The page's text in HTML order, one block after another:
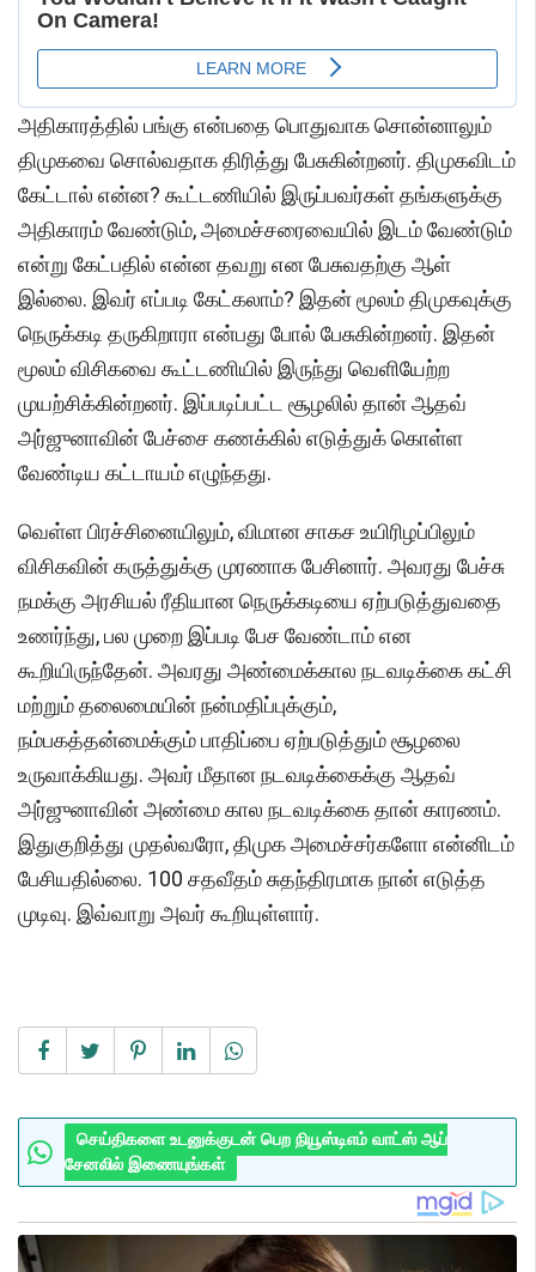
அதிகாரத்தில் பங்கு என்பதை பொதுவாக சொன்னாலும்
திமுகவை சொல்வதாக திரித்து பேசுகின்றனர். திமுகவிடம்
கேட்டால் என்ன? கூட்டணியில் இருப்பவர்கள் தங்களுக்கு
அதிகாரம் வேண்டும், அமைச்சரைவையில் இடம் வேண்டும்
என்று கேட்பதில் என்ன தவறு என பேசுவதற்கு ஆள்
இல்லை. இவர் எப்படி கேட்கலாம்? இதன் மூலம் திமுகவுக்கு
நெருக்கடி தருகிறாரா என்பது போல் பேசுகின்றனர். இதன்
மூலம் விசிகவை கூட்டணியில் இருந்து வெளியேற்ற
முயற்சிக்கின்றனர். இப்படிப்பட்ட சூழலில் தான் ஆதவ்
அர்ஜுனாவின் பேச்சை கணக்கில் எடுத்துக் கொள்ள
வேண்டிய கட்டாயம் எழுந்தது.
வெள்ள பிரச்சினையிலும், விமான சாகச உயிரிழப்பிலும்
விசிகவின் கருத்துக்கு முரணாக பேசினார். அவரது பேச்சு
நமக்கு அரசியல் ரீதியான நெருக்கடியை ஏற்படுத்துவதை
உணர்ந்து, பல முறை இப்படி பேச வேண்டாம் என
கூறியிருந்தேன். அவரது அண்மைக்கால நடவடிக்கை கட்சி
மற்றும் தலைமையின் நன்மதிப்புக்கும்,
நம்பகத்தன்மைக்கும் பாதிப்பை ஏற்படுத்தும் சூழலை
உருவாக்கியது. அவர் மீதான நடவடிக்கைக்கு ஆதவ்
அர்ஜுனாவின் அண்மை கால நடவடிக்கை தான் காரணம்.
இதுகுறித்து முதல்வரோ, திமுக அமைச்சர்களோ என்னிடம்
பேசியதில்லை. 100 சதவீதம் சுதந்திரமாக நான் எடுத்த
முடிவு. இவ்வாறு அவர் கூறியுள்ளார்.
செய்திகளை உடனுக்குடன் பெற நியூஸ்டிஎம் வாட்ஸ் ஆப்
சேனலில் இணையுங்கள்